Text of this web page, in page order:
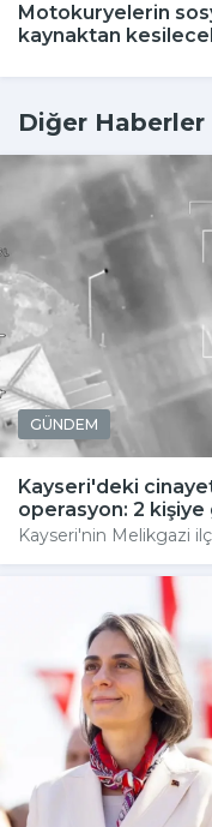
Motokuryelerin
kaynaktan
Diğer Haberler
GÜNDEM
Kayseri'deki
operasyon: 2 kişiye
Kayseri'nin Melikgazi